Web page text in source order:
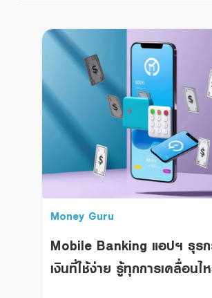
Money Guru
Mobile Banking แอปฯ ธุร
เงินที่ใช้ง่าย รู้ทุกการเคลื่อนไ